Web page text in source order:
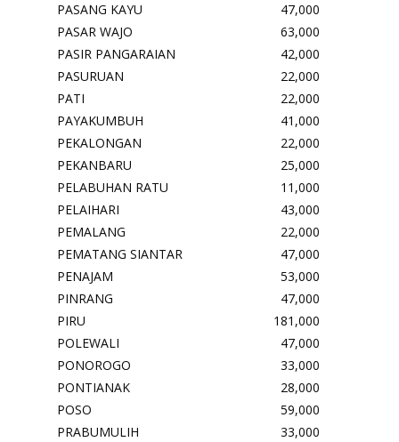
PASANG KAYU
47,000
PASAR WAJO
63,000
PASIR PANGARAIAN
42,000
PASURUAN
22,000
PATI
22,000
PAYAKUMBUH
41,000
PEKALONGAN
22,000
PEKANBARU
25,000
PELABUHAN RATU
11,000
PELAIHARI
43,000
PEMALANG
22,000
PEMATANG SIANTAR
47,000
PENAJAM
53,000
PINRANG
47,000
PIRU
181,000
POLEWALI
47,000
PONOROGO
33,000
PONTIANAK
28,000
POSO
59,000
PRABUMULIH
33,000